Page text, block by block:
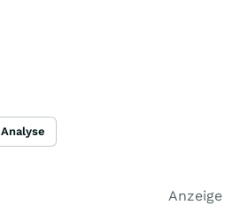
Analyse
Anzeige